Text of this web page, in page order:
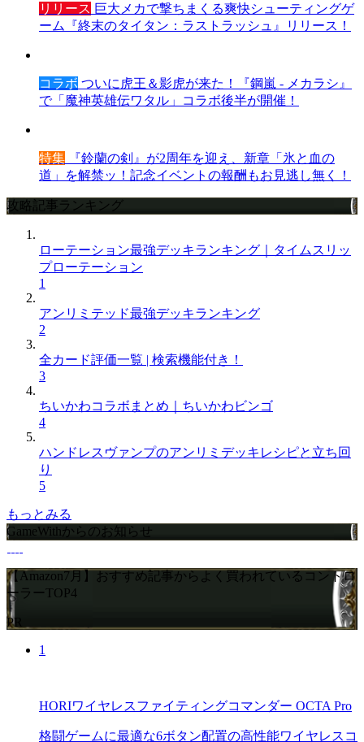
リリース 巨大メカで撃ちまくる爽快シューティングゲ
ーム『終末のタイタン：ラストラッシュ』リリース！
コラボ ついに虎王＆影虎が来た！『鋼嵐 - メカラシ』
で「魔神英雄伝ワタル」コラボ後半が開催！
特集 『鈴蘭の剣』が2周年を迎え、新章「氷と血の
道」を解禁ッ！記念イベントの報酬もお見逃し無く！
攻略記事ランキング
ローテーション最強デッキランキング｜タイムスリッ
プローテーション
1
アンリミテッド最強デッキランキング
2
全カード評価一覧 | 検索機能付き！
3
ちいかわコラボまとめ｜ちいかわビンゴ
4
ハンドレスヴァンプのアンリミデッキレシピと立ち回
り
5
もっとみる
GameWithからのお知らせ
【Amazon7月】おすすめ記事からよく買われているコントロ
ーラーTOP4
PR
1
HORIワイヤレスファイティングコマンダー OCTA Pro
格闘ゲームに最適な6ボタン配置の高性能ワイヤレスコ